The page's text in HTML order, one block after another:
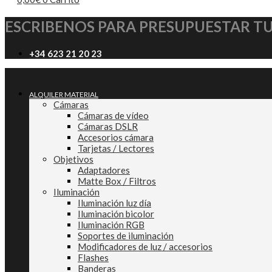
ESCRIBENOS PARA PRESUPUESTAR
+34 623 21 20 23
ALQUILER MATERIAL
Cámaras
Cámaras de vídeo
Cámaras DSLR
Accesorios cámara
Tarjetas / Lectores
Objetivos
Adaptadores
Matte Box / Filtros
Iluminación
Iluminación luz día
Iluminación bicolor
Iluminación RGB
Soportes de iluminación
Modificadores de luz / accesorios
Flashes
Banderas